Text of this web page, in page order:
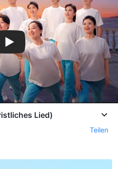
Lied)
Teilen